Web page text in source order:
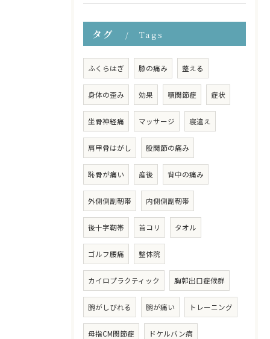
タグ Tags
ふくらはぎ 膝の痛み 整える
身体の歪み 効果 顎関節症 症状
坐骨神経痛 マッサージ 寝違え
肩甲骨はがし 股関節の痛み
恥骨が痛い 産後 背中の痛み
外側側副靭帯 内側側副靭帯
後十字靭帯 首コリ タオル
ゴルフ腰痛 整体院
カイロプラクティック 胸郭出口症候群
腕がしびれる 腕が痛い トレーニング
母指CM関節症 ドケルバン病